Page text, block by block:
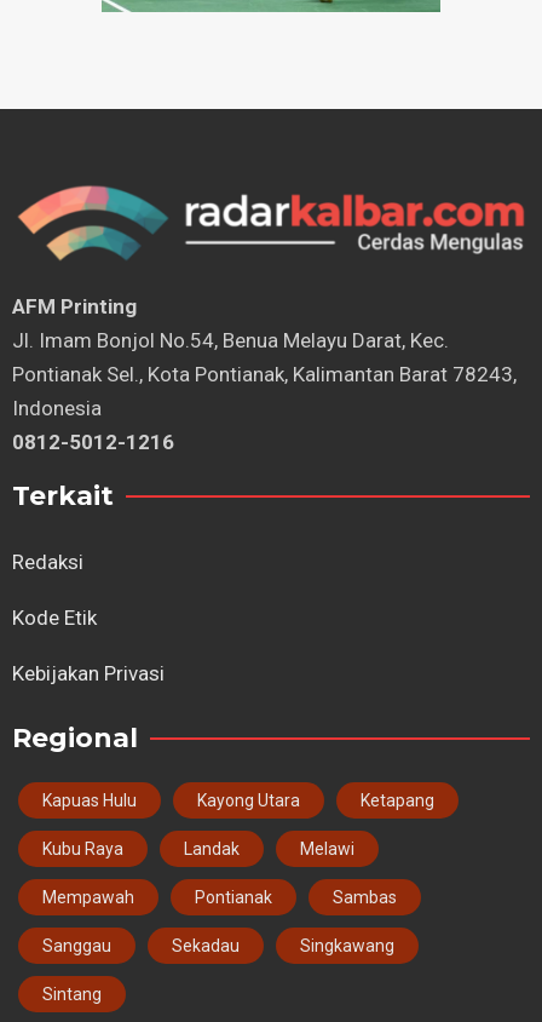
AFM Printing
⁠Jl. Imam Bonjol No.54, Benua Melayu Darat, Kec.
Pontianak Sel., Kota Pontianak, Kalimantan Barat 78243,
Indonesia
0812-5012-1216
Terkait
Redaksi
Kode Etik
Kebijakan Privasi
Regional
Kapuas Hulu Kayong Utara Ketapang
Kubu Raya Landak Melawi
Mempawah Pontianak Sambas
Sanggau Sekadau Singkawang
Sintang